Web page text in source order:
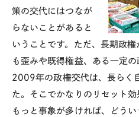
策の交代にはつなが
らないことがあると
いうことです。ただ、長期政
も歪みや既得権益、ある一定の
2009年の政権交代は、長らく
た。そこでかなりのリセット効
もっと事象が多ければ、どう